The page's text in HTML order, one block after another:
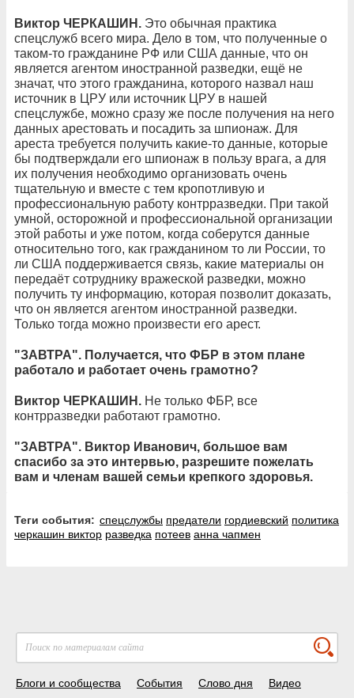
Виктор ЧЕРКАШИН. Это обычная практика
спецслужб всего мира. Дело в том, что полученные о
таком-то гражданине РФ или США данные, что он
является агентом иностранной разведки, ещё не
значат, что этого гражданина, которого назвал наш
источник в ЦРУ или источник ЦРУ в нашей
спецслужбе, можно сразу же после получения на него
данных арестовать и посадить за шпионаж. Для
ареста требуется получить какие-то данные, которые
бы подтверждали его шпионаж в пользу врага, а для
их получения необходимо организовать очень
тщательную и вместе с тем кропотливую и
профессиональную работу контрразведки. При такой
умной, осторожной и профессиональной организации
этой работы и уже потом, когда соберутся данные
относительно того, как гражданином то ли России, то
ли США поддерживается связь, какие материалы он
передаёт сотруднику вражеской разведки, можно
получить ту информацию, которая позволит доказать,
что он является агентом иностранной разведки.
Только тогда можно произвести его арест.
"ЗАВТРА". Получается, что ФБР в этом плане
работало и работает очень грамотно?
Виктор ЧЕРКАШИН. Не только ФБР, все
контрразведки работают грамотно.
"ЗАВТРА". Виктор Иванович, большое вам
спасибо за это интервью, разрешите пожелать
вам и членам вашей семьи крепкого здоровья.
Теги события: спецслужбы предатели гордиевский политика
черкашин виктор разведка потеев анна чапмен
Блоги и сообщества События Слово дня Видео